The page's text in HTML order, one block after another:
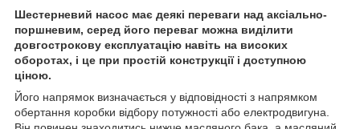
Шестерневий насос має деякі переваги над аксіально-
поршневим, серед його переваг можна виділити
довгострокову експлуатацію навіть на високих
оборотах, і це при простій конструкції і доступною
ціною.
Його напрямок визначається у відповідності з напрямком
обертання коробки відбору потужності або електродвигуна.